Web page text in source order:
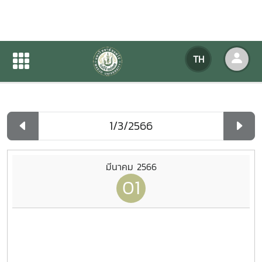
TH
ปฏิทินกิจกรรมของหน่วยงาน
ปฏิทินกิจกรรมของหน่วยงาน
มีนาคม 2566
01